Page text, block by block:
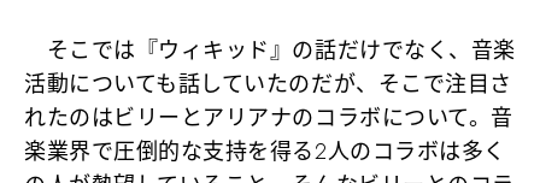
そこでは『ウィキッド』の話だけでなく、音楽
活動についても話していたのだが、そこで注目さ
れたのはビリーとアリアナのコラボについて。音
楽業界で圧倒的な支持を得る2人のコラボは多く